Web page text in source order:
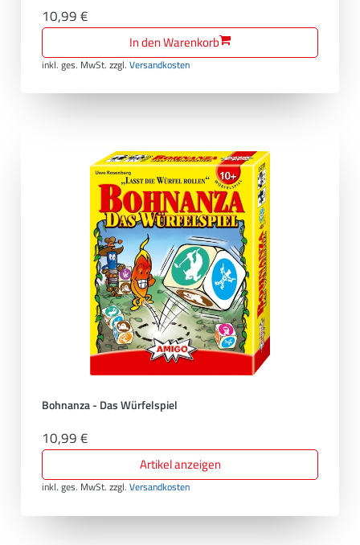
10,99 €
In den Warenkorb
inkl. ges. MwSt. zzgl.Versandkosten
Bohnanza - Das Würfelspiel
10,99 €
Artikel anzeigen
inkl. ges. MwSt. zzgl.Versandkosten